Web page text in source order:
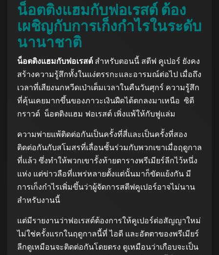
น็อตติงแฮมกับฟอเรสต์ ต้อง
เผชิญกับการเก็งกำไรในระดับ
นานาชาติ
น็อตติงแฮมกับฟอเรสต์ สำหรับตอนนี้ สตีฟ คูเปอร์ ยังคง
สร้างความรู้สึกทั้งในแง่ตรรกะและอารมณ์ต่อไป เมื่อถึง
เวลาที่เสียงนกหวีดเป่าเต็มเวลาในคืนวันศุกร์ ความรู้สึก
ที่คุ้นเคยมากขึ้นของภาวะเงินฝืดได้ตกลงมาเหนือ ซิตี
กราวด์ น็อตติงแฮม ฟอเรสต์ เพิ่งแพ้ให้กับฟูแล่ม
ความพ่ายแพ้ติดต่อกันเป็นครั้งที่สี่และเป็นครั้งที่สอง
ติดต่อกันกับสโมสรที่เลื่อนชั้นร่วมกับพวกเขาเมื่อฤดูกาล
ที่แล้ว ซึ่งทำให้พวกเขารั้งท้ายตารางพรีเมียร์ลีกไว้หนึ่ง
แห่ง แต่ข่าวลือที่แพร่หลายตั้งแต่นั้นมาก็ขัดแย้งกัน มี
การเก็งกำไรเพิ่มขึ้นว่าผู้จัดการสตีฟคูเปอร์อาจไม่นาน
สำหรับงานนี้
แต่มีรายงานว่าฟอเรสต์ต้องการให้คูเปอร์ต่อสัญญาใหม่
ไม่ใช่ครั้งแรกในฤดูกาลนี้ที่ ไอดี และอัตตาของพรีเมียร์
ลีกดูเหมือนจะติดต่อกันโดยตรง ดูเหมือนว่าเกือบจะเป็น